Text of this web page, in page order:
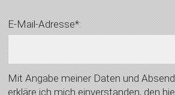
E-Mail-Adresse*:
Mit Angabe meiner Daten und
erkläre ich mich einverstanden, den